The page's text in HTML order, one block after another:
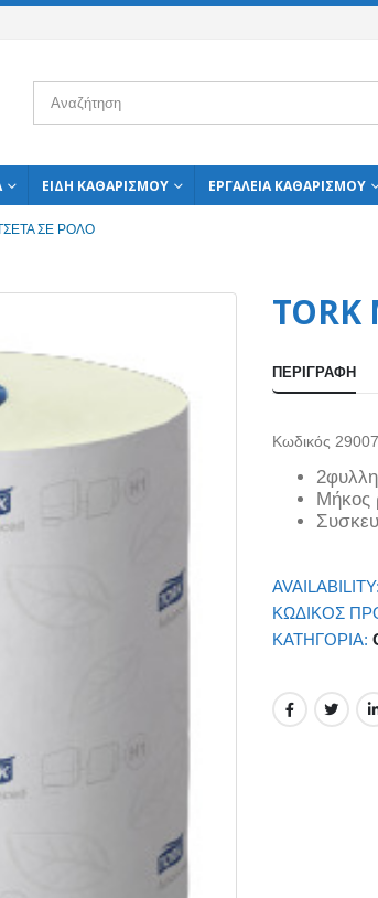
ΕΊΔΗ ΚΑΘΑΡΙΣΜΟΎ ΕΡΓΑΛΕΊΑ ΚΑΘΑΡΙΣΜΟΎ
ΣΕ ΡΟΛΟ
ΠΕΡΙΓΡΑΦΉ
Κωδικός
Μήκος
AVAILABILITY:
ΚΩΔΙΚΌΣ
ΚΑΤΗΓΟΡΊΑ: